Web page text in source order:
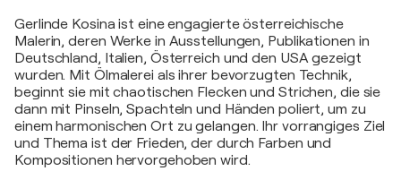
Gerlinde Kosina ist eine engagierte österreichische
Malerin, deren Werke in Ausstellungen, Publikationen in
Deutschland, Italien, Österreich und den USA gezeigt
wurden. Mit Ölmalerei als ihrer bevorzugten Technik,
beginnt sie mit chaotischen Flecken und Strichen, die sie
dann mit Pinseln, Spachteln und Händen poliert, um zu
einem harmonischen Ort zu gelangen. Ihr vorrangiges Ziel
und Thema ist der Frieden, der durch Farben und
Kompositionen hervorgehoben wird.